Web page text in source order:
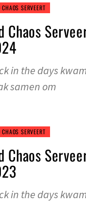
SERVEERT
Chaos
in the days
samen om
SERVEERT
Chaos
in the days